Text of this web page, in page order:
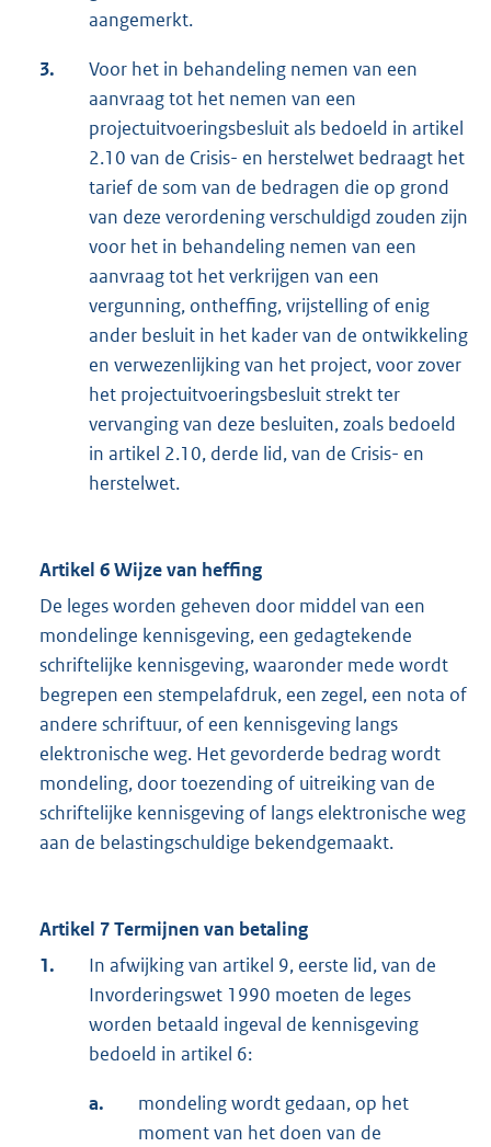
aangemerkt.
3.
Voor het in behandeling nemen van een
aanvraag tot het nemen van een
projectuitvoeringsbesluit als bedoeld in artikel
2.10 van de Crisis- en herstelwet bedraagt het
tarief de som van de bedragen die op grond
van deze verordening verschuldigd zouden zijn
voor het in behandeling nemen van een
aanvraag tot het verkrijgen van een
vergunning, ontheffing, vrijstelling of enig
ander besluit in het kader van de ontwikkeling
en verwezenlijking van het project, voor zover
het projectuitvoeringsbesluit strekt ter
vervanging van deze besluiten, zoals bedoeld
in artikel 2.10, derde lid, van de Crisis- en
herstelwet.
Artikel 6 Wijze van heffing
De leges worden geheven door middel van een
mondelinge kennisgeving, een gedagtekende
schriftelijke kennisgeving, waaronder mede wordt
begrepen een stempelafdruk, een zegel, een nota of
andere schriftuur, of een kennisgeving langs
elektronische weg. Het gevorderde bedrag wordt
mondeling, door toezending of uitreiking van de
schriftelijke kennisgeving of langs elektronische weg
aan de belastingschuldige bekendgemaakt.
Artikel 7 Termijnen van betaling
1.
In afwijking van artikel 9, eerste lid, van de
Invorderingswet 1990 moeten de leges
worden betaald ingeval de kennisgeving
bedoeld in artikel 6:
a.
mondeling wordt gedaan, op het
moment van het doen van de